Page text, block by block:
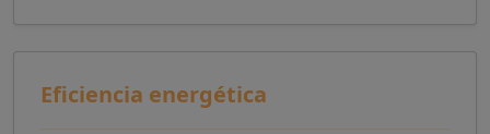
Eficiencia energética